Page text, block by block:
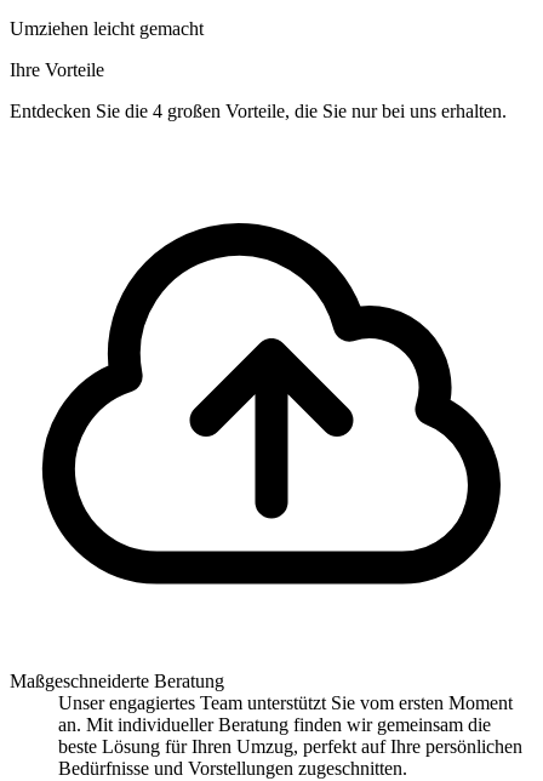
Umziehen leicht gemacht
Ihre Vorteile
Entdecken Sie die 4 großen Vorteile, die Sie nur bei uns erhalten.
Maßgeschneiderte Beratung
Unser engagiertes Team unterstützt Sie vom ersten Moment
an. Mit individueller Beratung finden wir gemeinsam die
beste Lösung für Ihren Umzug, perfekt auf Ihre persönlichen
Bedürfnisse und Vorstellungen zugeschnitten.